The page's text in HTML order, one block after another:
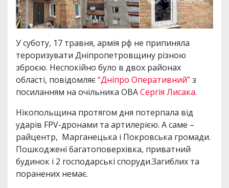
У суботу, 17 травня, армія рф не припиняла
тероризувати Дніпропетровщину різною
зброєю. Неспокійно було в двох районах
області, повідомляє“Дніпро Оперативний”з
посиланням на очільника ОВАСергія Лисака.
Нікопольщина протягом дня потерпала від
ударів FPV-дронами та артилерією. А саме –
райцентр, Марганецька і Покровська громади.
Пошкоджені багатоповерхівка, приватний
будинок і 2 господарські споруди.Загиблих та
поранених немає.